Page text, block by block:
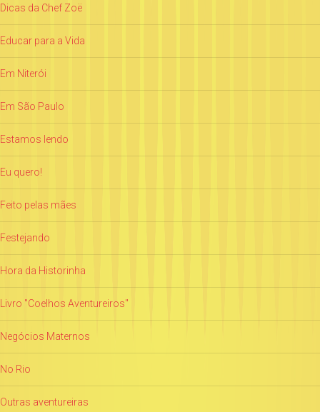
Dicas da Chef Zoë
Educar para a Vida
Em Niterói
Em São Paulo
Estamos lendo
Eu quero!
Feito pelas mães
Festejando
Hora da Historinha
Livro "Coelhos Aventureiros"
Negócios Maternos
No Rio
Outras aventureiras